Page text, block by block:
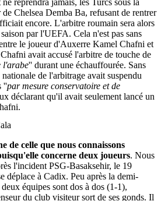
reprendra jamais, les Turcs sous la
Chelsea Demba Ba, refusant de rentrer
encore. L'arbitre roumain sera alors
par l'UEFA. Cela n'est pas sans
le joueur d'Auxerre Kamel Chafni et
avait accusé l'arbitre de touche de
l'arabe'' durant une échauffourée. Sans
de l'arbitrage avait suspendu
''par mesure conservatoire et de
déclarant qu'il avait seulement lancé un
de celle que nous connaissons
concerne deux joueurs. Nous
l'incident PSG-Basaksehir, le 19
déplace à Cadix. Peu après la demi-
équipes sont dos à dos (1-1),
du club visiteur sort de ses gonds. Il